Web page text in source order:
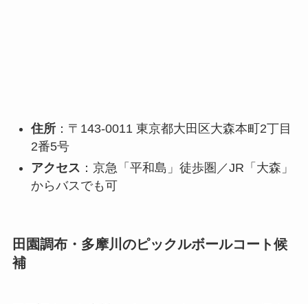
住所：〒143-0011 東京都大田区大森本町2丁目
2番5号
アクセス ：京急「平和島」徒歩圏／JR「大森」
からバスでも可
田園調布・多摩川のピックルボールコート候
補